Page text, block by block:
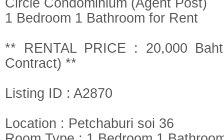
1 Bedroom 1 Bathroom for Rent
** RENTAL PRICE : 20,000
Contract) **
Listing ID : A2870
Location : Petchaburi soi 36